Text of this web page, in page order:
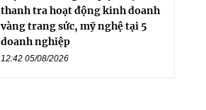
thanh tra hoạt động kinh doanh
vàng trang sức, mỹ nghệ tại 5
doanh nghiệp
12:42 05/08/2026